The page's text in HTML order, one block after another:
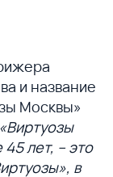
и название
Москвы»
«Виртуозы
лет, – это
в